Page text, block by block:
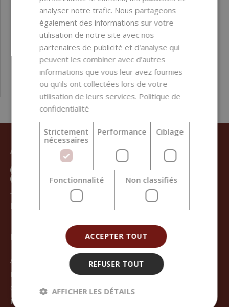
2,30 €
AVEZ-VOUS BESOIN D’AIDE ?
+421 950 333 113
INFO@HANDYMADE-SHOP.FR
HANDYMADE
À propos de nous
Blog
Contact
Inscription
analyser notre trafic. Nous partageons
également des informations sur votre
utilisation de notre site avec nos
partenaires de publicité et d'analyse qui
peuvent les combiner avec d'autres
informations que vous leur avez fournies
ou qu'ils ont collectées lors de votre
utilisation de leurs services. Politique de
confidentialité
Strictement
nécessaires
Performance Ciblage
Fonctionnalité Non classifiés
ACCEPTER TOUT
REFUSER TOUT
AFFICHER LES DÉTAILS